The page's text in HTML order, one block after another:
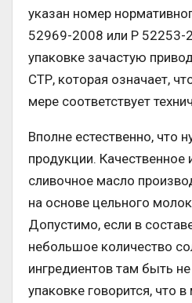
указан номер
52969-2008 или Р 52253-
упаковке зачастую
СТР, которая означает,
мере соответствует
Вполне естественно, что
продукции. Качественное
сливочное масло
на основе цельного
Допустимо, если в
небольшое количество
ингредиентов там быть
упаковке говорится, что